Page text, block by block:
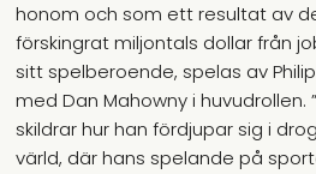
honom och som ett resultat av
förskingrat miljontals dollar från
sitt spelberoende, spelas av
med Dan Mahowny i huvudrollen.
skildrar hur han fördjupar sig i
värld, där hans spelande på